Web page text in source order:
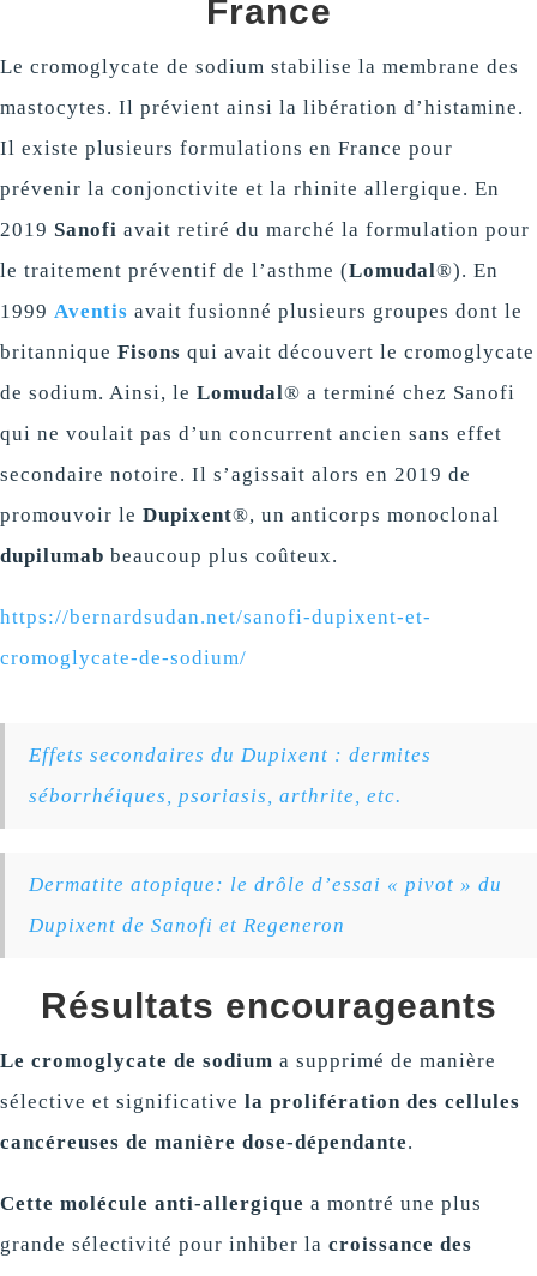
France
Le cromoglycate de sodium stabilise la membrane des
mastocytes. Il prévient ainsi la libération d’histamine.
Il existe plusieurs formulations en France pour
prévenir la conjonctivite et la rhinite allergique. En
2019 Sanofi avait retiré du marché la formulation pour
le traitement préventif de l’asthme (Lomudal®). En
1999 Aventis avait fusionné plusieurs groupes dont le
britannique Fisons qui avait découvert le cromoglycate
de sodium. Ainsi, le Lomudal® a terminé chez Sanofi
qui ne voulait pas d’un concurrent ancien sans effet
secondaire notoire. Il s’agissait alors en 2019 de
promouvoir le Dupixent®, un anticorps monoclonal
dupilumab beaucoup plus coûteux.
https://bernardsudan.net/sanofi-dupixent-et-
cromoglycate-de-sodium/
Effets secondaires du Dupixent : dermites
séborrhéiques, psoriasis, arthrite, etc.
Dermatite atopique: le drôle d’essai « pivot » du
Dupixent de Sanofi et Regeneron
Résultats encourageants
Le cromoglycate de sodium a supprimé de manière
sélective et significative la prolifération des cellules
cancéreuses de manière dose-dépendante.
Cette molécule anti-allergique a montré une plus
grande sélectivité pour inhiber la croissance des